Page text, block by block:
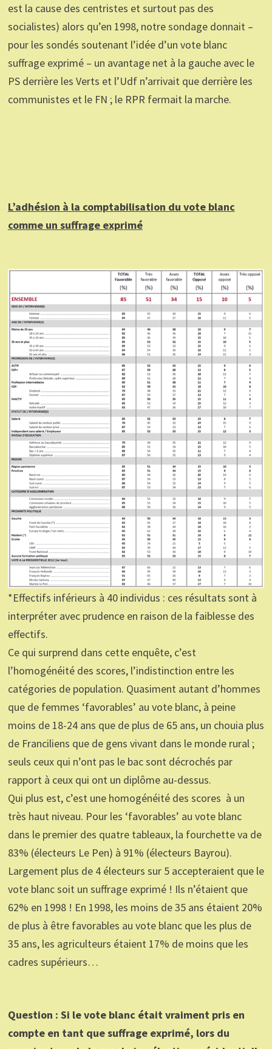
est la cause des centristes et surtout pas des
socialistes) alors qu’en 1998, notre sondage donnait –
pour les sondés soutenant l’idée d’un vote blanc
suffrage exprimé – un avantage net à la gauche avec le
PS derrière les Verts et l’Udf n’arrivait que derrière les
communistes et le FN ; le RPR fermait la marche.
L’adhésion à la comptabilisation du vote blanc
comme un suffrage exprimé
*Effectifs inférieurs à 40 individus : ces résultats sont à
interpréter avec prudence en raison de la faiblesse des
effectifs.
Ce qui surprend dans cette enquête, c’est
l’homogénéité des scores, l’indistinction entre les
catégories de population. Quasiment autant d’hommes
que de femmes ‘favorables’ au vote blanc, à peine
moins de 18-24 ans que de plus de 65 ans, un chouia plus
de Franciliens que de gens vivant dans le monde rural ;
seuls ceux qui n’ont pas le bac sont décrochés par
rapport à ceux qui ont un diplôme au-dessus.
Qui plus est, c’est une homogénéité des scores à un
très haut niveau. Pour les ‘favorables’ au vote blanc
dans le premier des quatre tableaux, la fourchette va de
83% (électeurs Le Pen) à 91% (électeurs Bayrou).
Largement plus de 4 électeurs sur 5 accepteraient que le
vote blanc soit un suffrage exprimé ! Ils n’étaient que
62% en 1998 ! En 1998, les moins de 35 ans étaient 20%
de plus à être favorables au vote blanc que les plus de
35 ans, les agriculteurs étaient 17% de moins que les
cadres supérieurs…
Question : Si le vote blanc était vraiment pris en
compte en tant que suffrage exprimé, lors du